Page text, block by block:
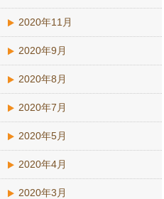
2020年11月
2020年9月
2020年8月
2020年7月
2020年5月
2020年4月
2020年3月